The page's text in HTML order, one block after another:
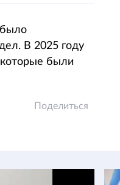
было
В 2025 году
были
Поделиться